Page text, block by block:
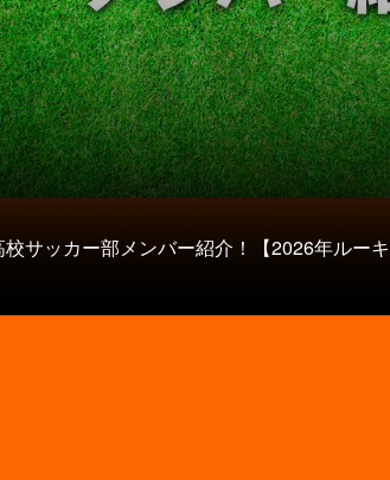
校サッカー部メンバー紹介！【2026年ルー